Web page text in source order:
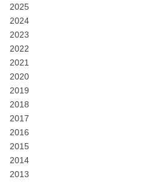
2025
2024
2023
2022
2021
2020
2019
2018
2017
2016
2015
2014
2013